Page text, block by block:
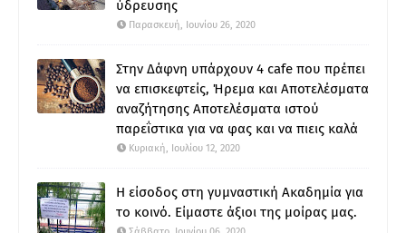
ύδρευσης
Παρασκευή, Ιουνίου 26, 2020
Στην Δάφνη υπάρχουν 4 cafe που πρέπει
να επισκεφτείς, Ήρεμα και Αποτελέσματα
αναζήτησης Αποτελέσματα ιστού
παρεΐστικα για να φας και να πιεις καλά
Κυριακή, Ιουλίου 12, 2020
Η είσοδος στη γυμναστική Ακαδημία για
το κοινό. Είμαστε άξιοι της μοίρας μας.